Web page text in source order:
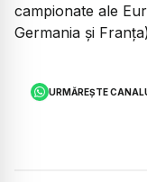
campionate ale
Germania și
URMĂREȘTE